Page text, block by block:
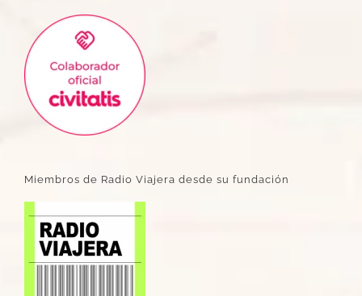
Miembros de Radio Viajera desde su fundación